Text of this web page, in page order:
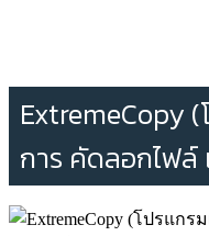
ExtremeCopy (
การ คัดลอกไฟล์